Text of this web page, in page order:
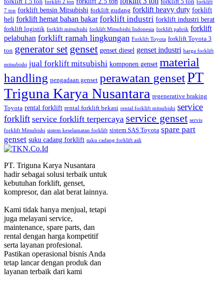
forklift 1.5 ton forklift 2 ton forklift 5 ton forklift
7 ton forklift bensin Mitsubishi forklift gudang forklift heavy duty forklift
heli forklift hemat bahan bakar forklift industri forklift industri berat
forklift logistik forklift mitsubishi forklift Mitsubishi Indonesia forklift pabrik forklift
pelabuhan forklift ramah lingkungan Forklift Toyota forklift Toyota 3
ton generator set genset genset diesel genset industri harga forklift
mitsubishi jual forklift mitsubishi komponen genset material
handling pengadaan genset perawatan gensetPT
Triguna Karya Nusantara regenerative braking
Toyota rental forklift rental forklift bekasi rental forklift mitsubishi service
forklift service forklift terpercaya service genset servis
forklift Mitsubishi sistem keselamatan forklift sistem SAS Toyota spare part
genset suku cadang forklift suku cadang forklift asli
PT. Triguna Karya Nusantara
hadir sebagai solusi terbaik untuk
kebutuhan forklift, genset,
kompresor, dan alat berat lainnya.
Kami tidak hanya menjual, tetapi
juga melayani service,
maintenance, spare parts, dan
rental dengan harga kompetitif
serta layanan profesional.
Pastikan operasional bisnis Anda
tetap lancar dengan produk dan
layanan terbaik dari kami